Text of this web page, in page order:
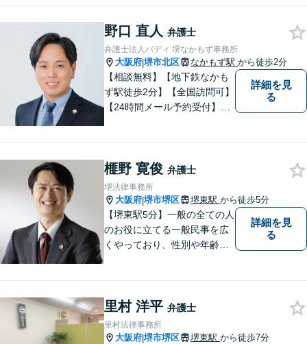
対応】
野口 直人 弁護士
弁護士法人バディ 堺なかもず事務所
大阪府|堺市北区 なかもず駅 から徒歩2分
【相談無料】【地下鉄なかも
ず駅徒歩2分】【全国訪問可】
【24時間メール予約受付】
ます。
詳細を見
る
榧野 寛俊 弁護士
堺法律事務所
大阪府|堺市堺区 堺東駅 から徒歩5分
【堺東駅5分】一般の全ての人
のお役に立てる一般民事を広
くやっており、性別や年齢を
摯に寄り添い、困難な問題に
も粘り強く対峙して、信頼を
積み重ねていきたいと考えて
詳細を見
る
里村 洋平 弁護士
里村法律事務所
大阪府|堺市堺区 堺東駅 から徒歩7分